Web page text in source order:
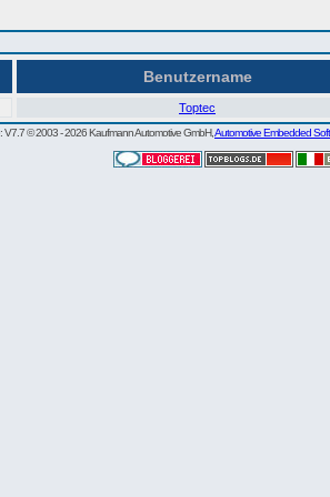
Benutzername
Toptec
V7.7 © 2003 - 2026 Kaufmann Automotive GmbH,Automotive Embedded